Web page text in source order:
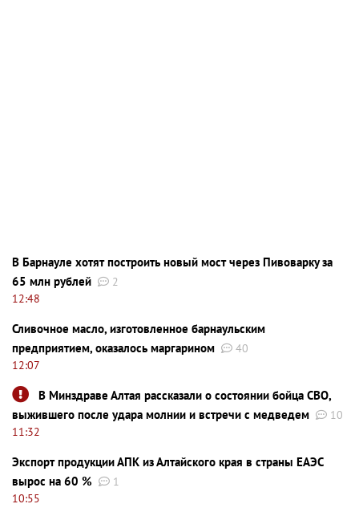
В Барнауле хотят построить новый мост через Пивоварку за
65 млн рублей
2
12:48
Сливочное масло, изготовленное барнаульским
предприятием, оказалось маргарином
40
12:07
В Минздраве Алтая рассказали о состоянии бойца СВО,
выжившего после удара молнии и встречи с медведем
10
11:32
Экспорт продукции АПК из Алтайского края в страны ЕАЭС
вырос на 60 %
1
10:55